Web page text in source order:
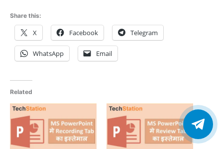
Share this:
X Facebook Telegram
WhatsApp Email
Related